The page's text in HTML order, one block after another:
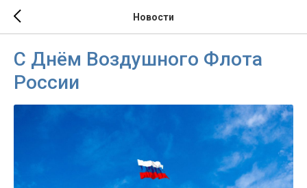
Новости
C Днём Воздушного Флота
России